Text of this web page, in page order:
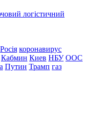
логістичний
Росія коронавирус
Кабмин Киев НБУ ООС
Путин Трамп газ